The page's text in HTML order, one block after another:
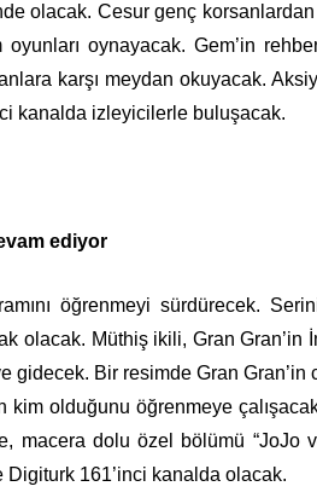
olacak. Cesur genç
oynayacak. Gem’in
karşı meydan okuyacak.
kanalda izleyicilerle buluşacak.
ediyor
öğrenmeyi sürdürecek.
olacak. Müthiş ikili, Gran Gran’in
gidecek. Bir resimde Gran Gran’in
kim olduğunu öğrenmeye
macera dolu özel bölümü “JoJo
Digiturk 161’inci kanalda olacak.